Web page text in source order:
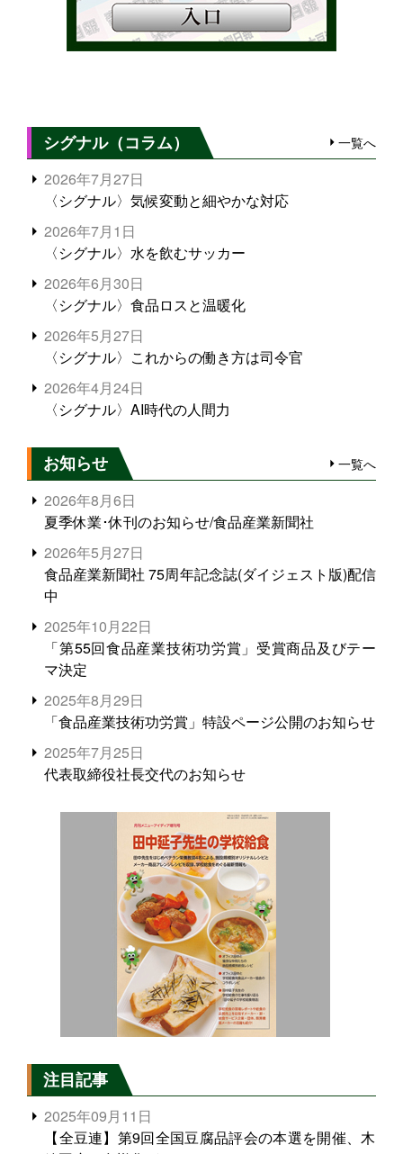
シグナル（コラム） 一覧へ
2026年7月27日
〈シグナル〉気候変動と細やかな対応
2026年7月1日
〈シグナル〉水を飲むサッカー
2026年6月30日
〈シグナル〉食品ロスと温暖化
2026年5月27日
〈シグナル〉これからの働き方は司令官
2026年4月24日
〈シグナル〉AI時代の人間力
お知らせ 一覧へ
2026年8月6日
夏季休業･休刊のお知らせ/食品産業新聞社
2026年5月27日
食品産業新聞社 75周年記念誌(ダイジェスト版)配信
中
2025年10月22日
「第55回食品産業技術功労賞」受賞商品及びテー
マ決定
2025年8月29日
「食品産業技術功労賞」特設ページ公開のお知らせ
2025年7月25日
代表取締役社長交代のお知らせ
注目記事
2025年09月11日
【全豆連】第9回全国豆腐品評会の本選を開催、木